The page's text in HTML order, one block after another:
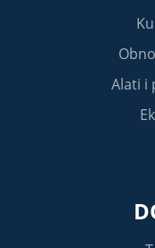
Alati i